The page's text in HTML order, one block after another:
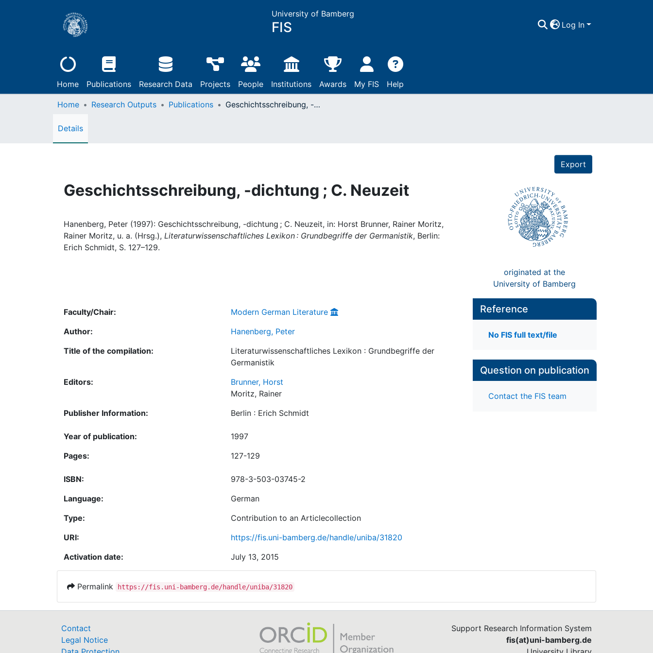
University of Bamberg
FIS Log In
Home Publications Research Data Projects People Institutions Awards My FIS Help
Home Research Outputs Publications Geschichtsschreibung, -dichtung ; C. Neuzeit
Details
Export
Geschichtsschreibung, -dichtung ; C. Neuzeit
Hanenberg, Peter (1997): Geschichtsschreibung, -dichtung ; C. Neuzeit, in: Horst Brunner, Rainer Moritz,
Rainer Moritz, u. a. (Hrsg.), Literaturwissenschaftliches Lexikon : Grundbegriffe der Germanistik, Berlin:
Erich Schmidt, S. 127–129.
originated at the
University of Bamberg
Faculty/Chair:
Modern German Literature
Author:
Hanenberg, Peter
Title of the compilation:
Literaturwissenschaftliches Lexikon : Grundbegriffe der
Germanistik
Editors:
Brunner, Horst
Moritz, Rainer
Publisher Information:
Berlin : Erich Schmidt
Year of publication:
1997
Pages:
127-129
ISBN:
978-3-503-03745-2
Language:
German
Type:
Contribution to an Articlecollection
URI:
https://fis.uni-bamberg.de/handle/uniba/31820
Activation date:
July 13, 2015
Reference
No FIS full text/file
Question on publication
Contact the FIS team
Permalink https://fis.uni-bamberg.de/handle/uniba/31820
Contact
Legal Notice
Support Research Information System
fis(at)uni-bamberg.de